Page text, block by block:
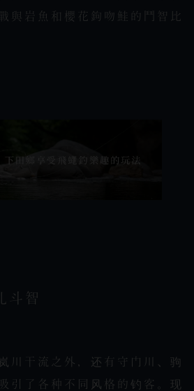
與岩魚和櫻花鉤吻鮭的鬥智比
斗智
川干流之外，还有守门川、驹
引了各种不同风格的钓客。现